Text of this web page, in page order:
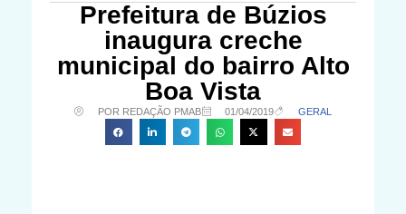
Prefeitura de Búzios
inaugura creche
municipal do bairro Alto
Boa Vista
POR REDAÇÃO PMAB 01/04/2019 GERAL